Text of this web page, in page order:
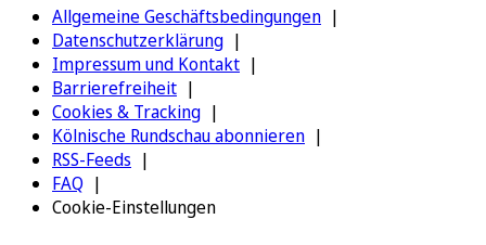
Allgemeine Geschäftsbedingungen
Datenschutzerklärung
Impressum und Kontakt
Barrierefreiheit
Cookies & Tracking
Kölnische Rundschau abonnieren
RSS-Feeds
FAQ
Cookie-Einstellungen